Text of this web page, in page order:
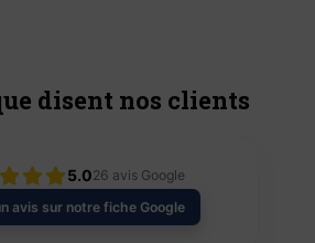
disent nos clients
5.026 avis Google
avis sur notre fiche Google